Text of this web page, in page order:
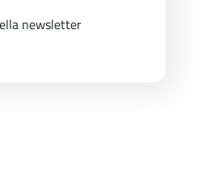
newsletter